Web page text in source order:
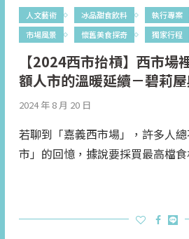
人文藝術 冰品甜食飲料 執行專案
市場風景
懷舊美食探奇 獨家行程
【2024西市抬槓】西市場
額人市的溫暖延續－碧莉
2024 年 8 月 20 日
若聊到「嘉義西市場」，許多人
市」的回憶，據說要採買最高檔